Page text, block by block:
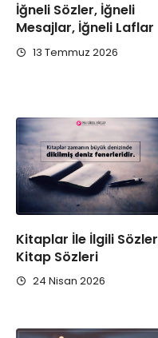
İğneli Sözler, İğneli
Mesajlar, İğneli Laflar
13 Temmuz 2026
Kitaplar İle İlgili
Kitap Sözleri
24 Nisan 2026